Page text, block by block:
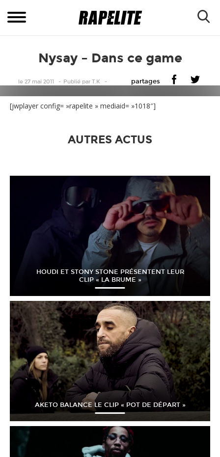
Nysay – Dans ce game
le 27 mai 2011 Publiépar T.K partages
[jwplayer config= »rapelite » mediaid= »1018″]
AUTRES ACTUS
HOUDI ET STONY STONE PRÉSENTENT LEUR
CLIP « LA BRUME »
AKETO BALANCE LE CLIP « POT DE DÉPART »